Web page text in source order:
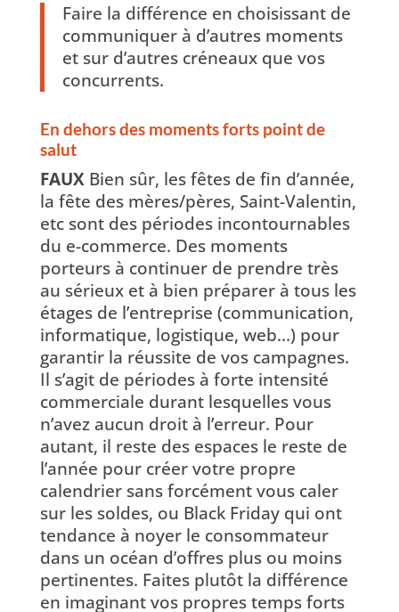
Faire la différence en choisissant de
communiquer à d’autres moments
et sur d’autres créneaux que vos
concurrents.
En dehors des moments forts point de
salut
FAUX Bien sûr, les fêtes de fin d’année,
la fête des mères/pères, Saint-Valentin,
etc sont des périodes incontournables
du e-commerce. Des moments
porteurs à continuer de prendre très
au sérieux et à bien préparer à tous les
étages de l’entreprise (communication,
informatique, logistique, web…) pour
garantir la réussite de vos campagnes.
Il s’agit de périodes à forte intensité
commerciale durant lesquelles vous
n’avez aucun droit à l’erreur. Pour
autant, il reste des espaces le reste de
l’année pour créer votre propre
calendrier sans forcément vous caler
sur les soldes, ou Black Friday qui ont
tendance à noyer le consommateur
dans un océan d’offres plus ou moins
pertinentes. Faites plutôt la différence
en imaginant vos propres temps forts